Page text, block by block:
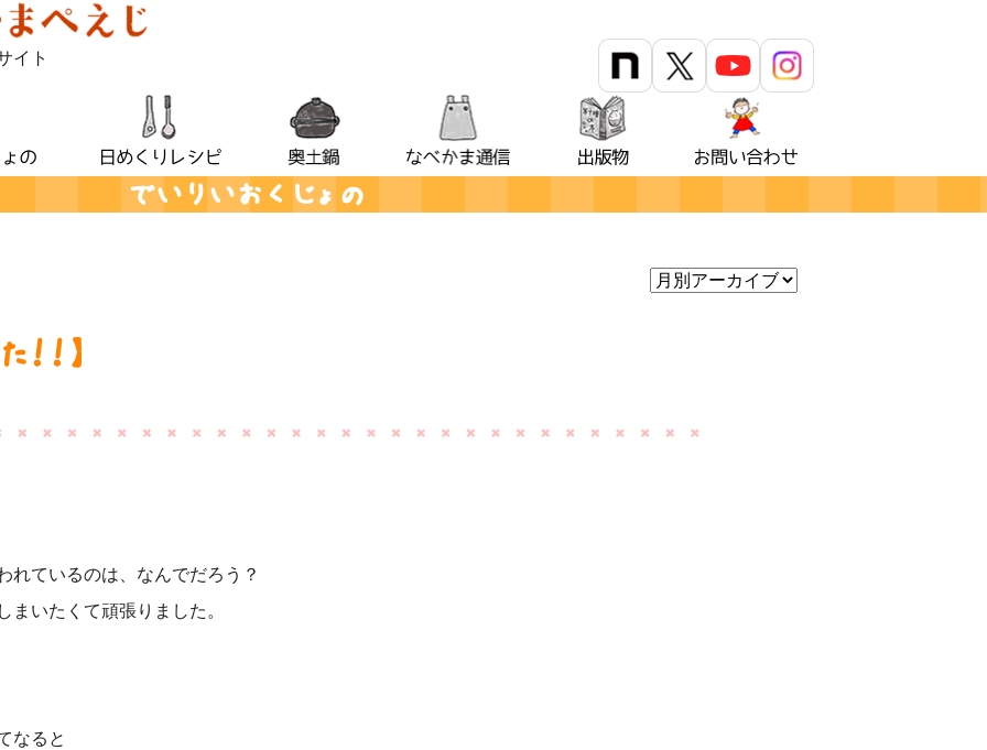
イト
でいりいおくじょの
！】
れているのは、なんでだろう？
いたくて頑張りました。
なると